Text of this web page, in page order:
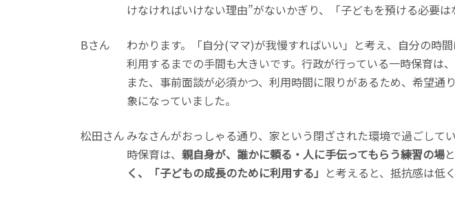
けなければいけない理由”がないかぎり、「子どもを預ける必要は
Bさん
わかります。「自分(ママ)が我慢すればいい」と考え、自分の時
利用するまでの手間も大きいです。行政が行っている一時保育は
また、事前面談が必須かつ、利用時間に限りがあるため、希望
象になっていました。
松田さん みなさんがおっしゃる通り、家という閉ざされた環境で過ごし
時保育は、 親自身が、誰かに頼る・人に手伝ってもらう練習の場
く、「子どもの成長のために利用する」 と考えると、抵抗感は低